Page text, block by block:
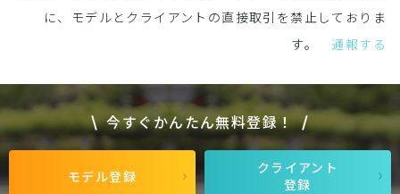
に、モデルとクライアントの直接取引を禁止しておりま
す。通報する
今すぐかんたん無料登録！
モデル登録
クライアント
登録